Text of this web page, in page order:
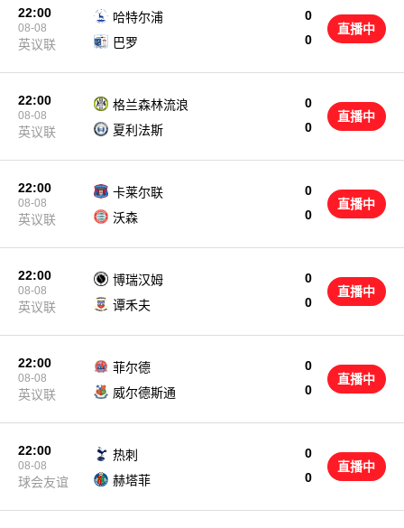
22:00
08-08
英议联
哈特尔浦
0
0
巴罗
直播中
22:00
08-08
英议联
格兰森林流浪
0
0
夏利法斯
直播中
22:00
08-08
英议联
卡莱尔联
0
0
沃森
直播中
22:00
08-08
英议联
博瑞汉姆
0
0
谭禾夫
直播中
22:00
08-08
英议联
菲尔德
0
0
威尔德斯通
直播中
22:00
08-08
球会友谊
热刺
0
0
赫塔菲
直播中